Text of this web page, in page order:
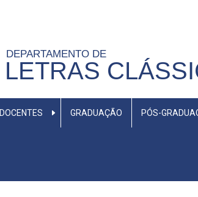
DEPARTAMENTO DE
LETRAS
DOCENTES GRADUAÇÃO PÓS-